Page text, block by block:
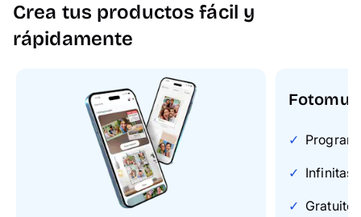
Crea tus productos fácil y
rápidamente
Infinitas
Gratuito